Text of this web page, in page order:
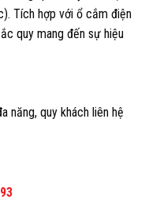
Tích hợp với ổ cắm điện
quy mang đến sự hiệu
năng, quy khách liên hệ